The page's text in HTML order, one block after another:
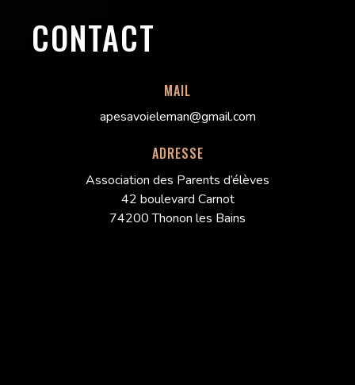
CONTACT
MAIL
apesavoieleman@gmail.com
ADRESSE
Association des Parents d’élèves
42 boulevard Carnot
74200 Thonon les Bains